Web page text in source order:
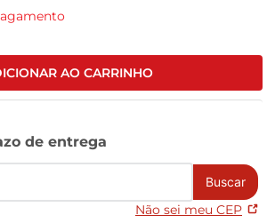
AO CARRINHO
de entrega
Buscar
Não sei meu CEP